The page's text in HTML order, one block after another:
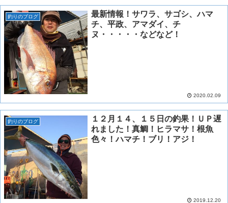
釣りのブログ
最新情報！サワラ、サゴシ、ハマ
チ、平政、アマダイ、チ
ヌ・・・・・などなど！
2020.02.09
釣りのブログ
１２月１４、１５日の釣果！ＵＰ遅
れました！真鯛！ヒラマサ！根魚
色々！ハマチ！ブリ！アジ！
2019.12.20